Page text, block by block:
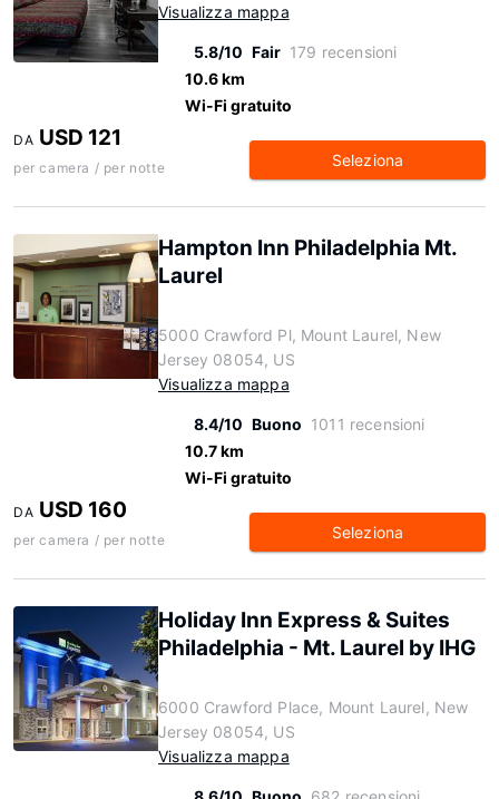
Visualizza mappa
5.8/10 Fair 179 recensioni
10.6 km
Wi-Fi gratuito
DA USD 121
per camera / per notte Seleziona
Hampton Inn Philadelphia Mt.
Laurel
5000 Crawford Pl, Mount Laurel, New
Jersey 08054, US
Visualizza mappa
8.4/10 Buono 1011 recensioni
10.7 km
Wi-Fi gratuito
DA USD 160
per camera / per notte Seleziona
Holiday Inn Express & Suites
Philadelphia - Mt. Laurel by IHG
6000 Crawford Place, Mount Laurel, New
Jersey 08054, US
Visualizza mappa